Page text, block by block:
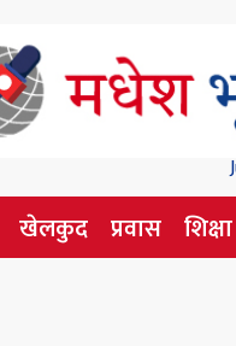
खेलकुद प्रवास शिक्षा